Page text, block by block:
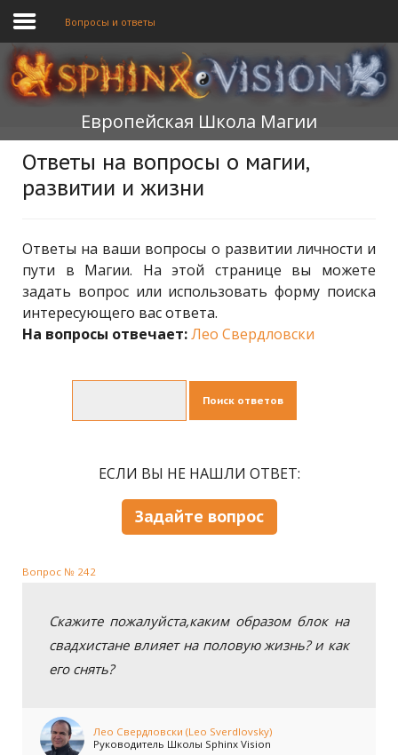
ГЛАВНАЯ
ОБУЧЕНИЕ
ТЕОРИЯ
МЫ
ФОРУМ
БЛОГ
ПОДАТЬ ЗАЯВКУ
Вопросы и ответы
Европейская Школа Магии
Ответы на вопросы о магии,
развитии и жизни
Ответы на ваши вопросы о развитии личности и
пути в Магии. На этой странице вы можете
задать вопрос или использовать форму поиска
интересующего вас ответа.
На вопросы отвечает:Лео Свердловски
Поиск ответов
ЕСЛИ ВЫ НЕ НАШЛИ ОТВЕТ:
Задайте вопрос
Вопрос № 242
Скажите пожалуйста,каким образом блок на
свадхистане влияет на половую жизнь? и как
его снять?
Лео Свердловски (Leo Sverdlovsky)
Руководитель Школы Sphinx Vision